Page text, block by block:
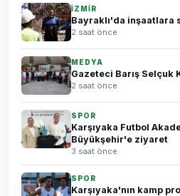
İZMİR
Bayraklı'da inşaatlara
2 saat önce
MEDYA
Gazeteci Barış Selçuk
2 saat önce
SPOR
Karşıyaka Futbol
Büyükşehir'e ziyaret
3 saat önce
SPOR
Karşıyaka'nın kamp